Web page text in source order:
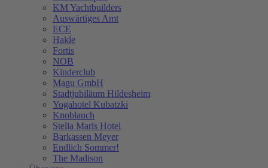
KM Yachtbuilders
Auswärtiges Amt
ECE
Hakle
Fortis
NOB
Kinderclub
Magu GmbH
Stadtjubiläum Hildesheim
Yogahotel Kubatzki
Knoblauch
Stella Maris Hotel
Barkassen Meyer
Endlich Sommer!
The Madison